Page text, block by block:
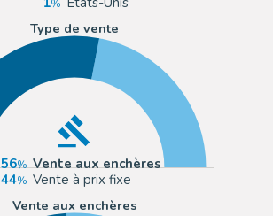
Type de vente
56
Vente aux enchères
44
Vente à prix fixe
Vente aux enchères